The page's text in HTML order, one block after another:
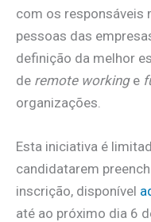
com os responsáveis
pessoas das
definição da melhor
de remote workinge
organizações.
Esta iniciativa é
candidatarem
inscrição, disponível
até ao próximo dia 6